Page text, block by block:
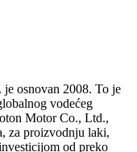
osnovan 2008. To je
vodećeg
Motor Co., Ltd.,
za proizvodnju laki,
od preko